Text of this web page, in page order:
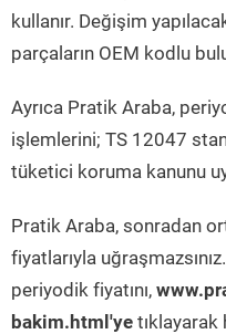
kullanır. Değişim
parçaların OEM kodlu
Ayrıca Pratik Araba,
işlemlerini; TS 12047
tüketici koruma kanunu
Pratik Araba, sonradan
fiyatlarıyla uğraşmazsınız.
periyodik fiyatını,
bakim.html'ye tıklayarak